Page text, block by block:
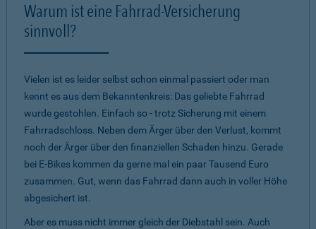
Warum ist eine Fahrrad-Versicherung
sinnvoll?
Vielen ist es leider selbst schon einmal passiert oder man
kennt es aus dem Bekanntenkreis: Das geliebte Fahrrad
wurde gestohlen. Einfach so - trotz Sicherung mit einem
Fahrradschloss. Neben dem Ärger über den Verlust, kommt
noch der Ärger über den finanziellen Schaden hinzu. Gerade
bei E-Bikes kommen da gerne mal ein paar Tausend Euro
zusammen. Gut, wenn das Fahrrad dann auch in voller Höhe
abgesichert ist.
Aber es muss nicht immer gleich der Diebstahl sein. Auch